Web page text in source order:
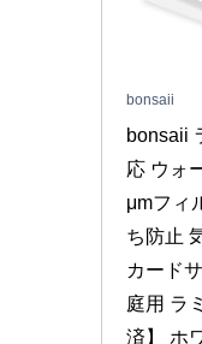
bonsaii
bonsaii
応 ウォ
μmフィ
ち防止
カード
庭用 ラ
済】 ホ